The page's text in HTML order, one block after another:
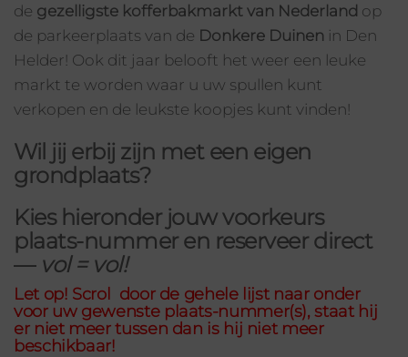
de gezelligste kofferbakmarkt van Nederland op
de parkeerplaats van de Donkere Duinen in Den
Helder! Ook dit jaar belooft het weer een leuke
markt te worden waar u uw spullen kunt
verkopen en de leukste koopjes kunt vinden!
Wil jij erbij zijn met een eigen
grondplaats?
Kies hieronder jouwvoorkeurs
plaats-nummeren reserveer direct
— vol = vol!
Let op! Scrol door de gehele lijst naar onder
voor uw gewenste plaats-nummer(s), staat hij
er niet meer tussen dan is hij niet meer
beschikbaar!